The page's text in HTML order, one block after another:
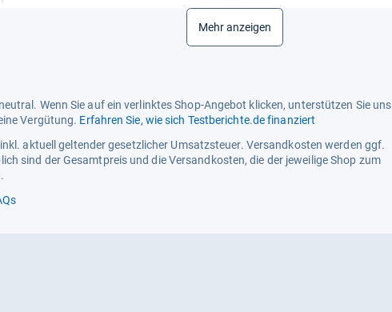
WLAN
Wi-Fi Direct
Energieeffizienz (HDR)
Gewicht
Mehr anzeigen
Wenn Sie auf ein verlinktes Shop-Angebot klicken, unterstützen Sie uns
Vergütung. Erfahren Sie, wie sich Testberichte.de finanziert
aktuell geltender gesetzlicher Umsatzsteuer. Versandkosten werden ggf.
sind der Gesamtpreis und die Versandkosten, die der jeweilige Shop zum